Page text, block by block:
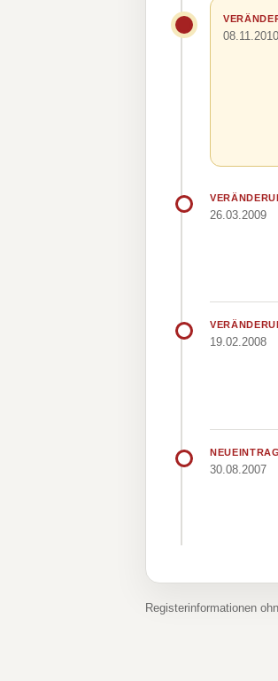
08.11.2010
26.03.2009
19.02.2008
30.08.2007
Registerinformationen